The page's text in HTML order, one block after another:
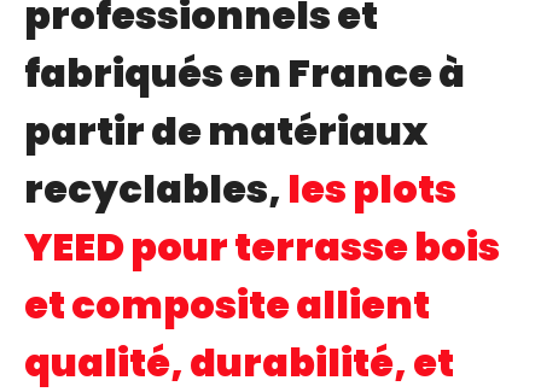
CALCULATEUR DE PLOTS
CONTACTEZ-NOUS
professionnels et
fabriqués en France à
partir de matériaux
recyclables, les plots
YEED pour terrasse bois
et composite allient
qualité, durabilité, et